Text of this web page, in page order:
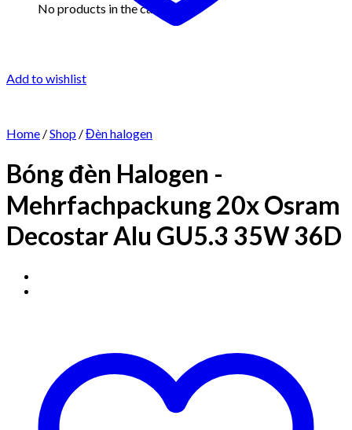
No products in the cart.
Add to wishlist
Home /Shop /Đèn halogen
Bóng đèn Halogen -
Mehrfachpackung 20x Osram
Decostar Alu GU5.3 35W 36D